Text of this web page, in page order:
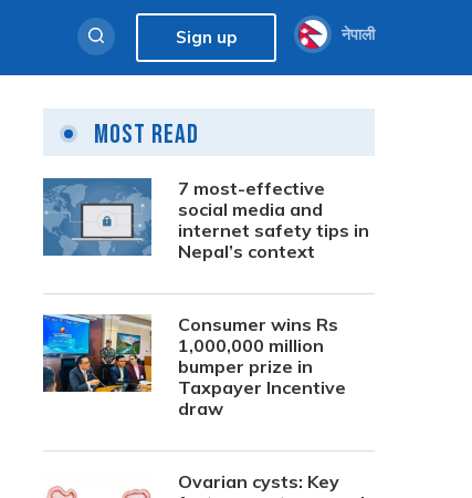
Sign up नेपाली
Most Read
7 most-effective
social media and
internet safety tips in
Nepal’s context
Consumer wins Rs
1,000,000 million
bumper prize in
Taxpayer Incentive
draw
Ovarian cysts: Key